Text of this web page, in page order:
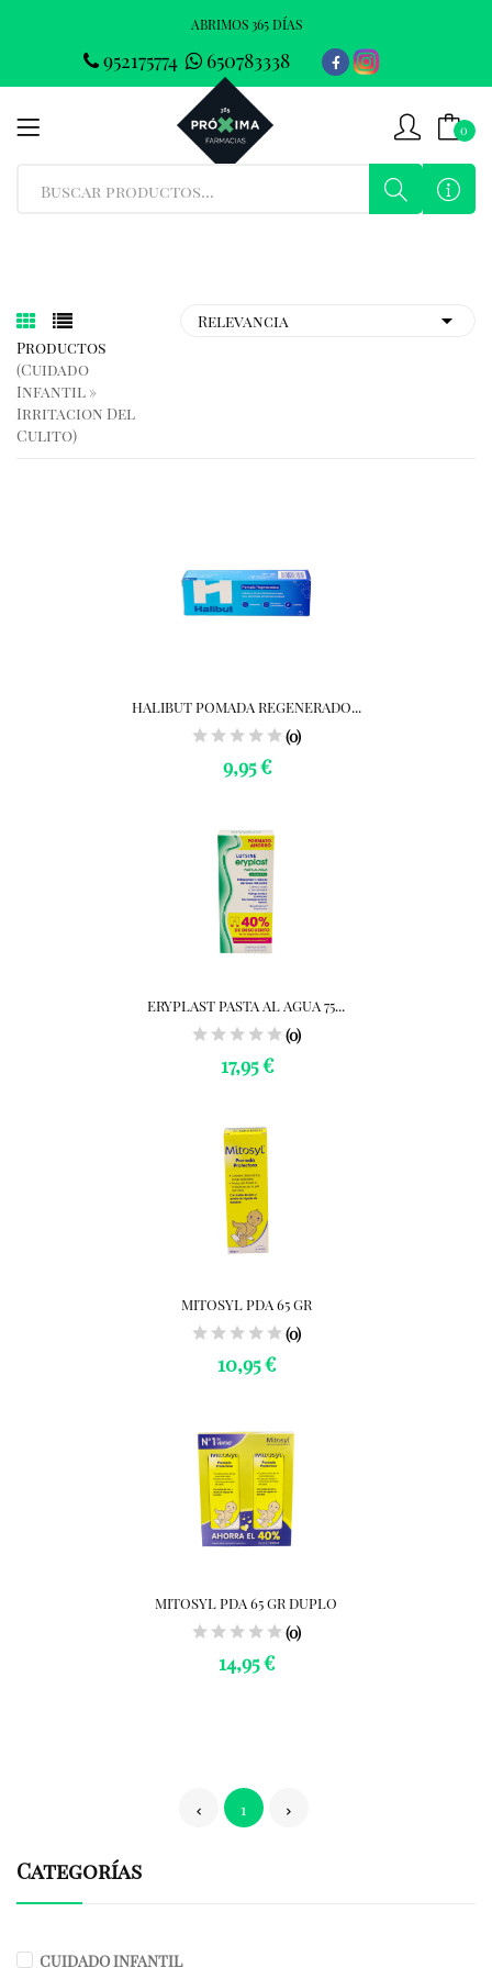
ABRIMOS 365 DÍAS
952175774 650783338
0
Categorías
CUIDADO INFANTIL
Productos
(cuidado
Infantil »
Irritacion Del
Culito)
HALIBUT POMADA REGENERADO...
(0)
9,95 €
ERYPLAST PASTA AL AGUA 75...
(0)
17,95 €
MITOSYL PDA 65 GR
(0)
10,95 €
MITOSYL PDA 65 GR DUPLO
(0)
14,95 €
1